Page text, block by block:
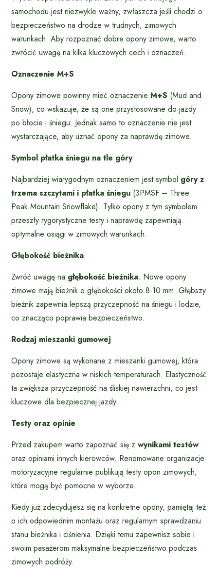
samochodu jest niezwykle ważny, zwłaszcza jeśli chodzi o
bezpieczeństwo na drodze w trudnych, zimowych
warunkach. Aby rozpoznać dobre opony zimowe, warto
zwrócić uwagę na kilka kluczowych cech i oznaczeń.
Oznaczenie M+S
Opony zimowe powinny mieć oznaczenie M+S (Mud and
Snow), co wskazuje, że są one przystosowane do jazdy
po błocie i śniegu. Jednak samo to oznaczenie nie jest
wystarczające, aby uznać opony za naprawdę zimowe.
Symbol płatka śniegu na tle góry
Najbardziej wiarygodnym oznaczeniem jest symbol góry z
trzema szczytami i płatka śniegu (3PMSF – Three
Peak Mountain Snowflake). Tylko opony z tym symbolem
przeszły rygorystyczne testy i naprawdę zapewniają
optymalne osiągi w zimowych warunkach.
Głębokość bieżnika
Zwróć uwagę na głębokość bieżnika. Nowe opony
zimowe mają bieżnik o głębokości około 8-10 mm. Głębszy
bieżnik zapewnia lepszą przyczepność na śniegu i lodzie,
co znacząco poprawia bezpieczeństwo.
Rodzaj mieszanki gumowej
Opony zimowe są wykonane z mieszanki gumowej, która
pozostaje elastyczna w niskich temperaturach. Elastyczność
ta zwiększa przyczepność na śliskiej nawierzchni, co jest
kluczowe dla bezpiecznej jazdy.
Testy oraz opinie
Przed zakupem warto zapoznać się z wynikami testów
oraz opiniami innych kierowców. Renomowane organizacje
motoryzacyjne regularnie publikują testy opon zimowych,
które mogą być pomocne w wyborze.
Kiedy już zdecydujesz się na konkretne opony, pamiętaj też
o ich odpowiednim montażu oraz regularnym sprawdzaniu
stanu bieżnika i ciśnienia. Dzięki temu zapewnisz sobie i
swoim pasażerom maksymalne bezpieczeństwo podczas
zimowych podróży.